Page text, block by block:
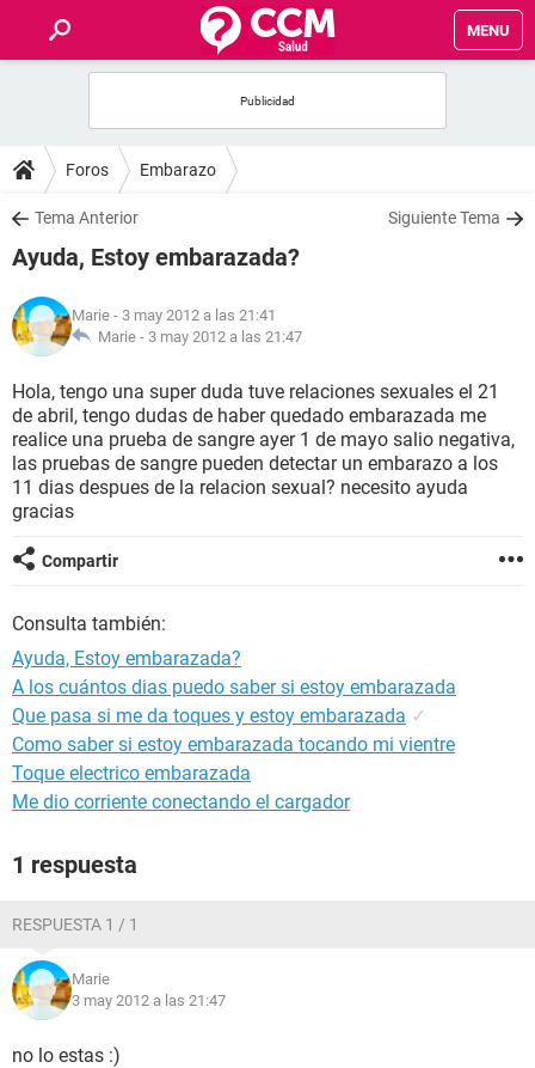
MENU
FOROS
SALUD
FAMILIA
NUTRICIÓN
BIENESTAR
SEXUALIDAD
GLOSARIO
Foros Embarazo
Tema Anterior Siguiente Tema
Ayuda, Estoy embarazada?
Marie - 3 may 2012 a las 21:41
Marie - 3 may 2012 a las 21:47
Hola, tengo una super duda tuve relaciones sexuales el 21
de abril, tengo dudas de haber quedado embarazada me
realice una prueba de sangre ayer 1 de mayo salio negativa,
las pruebas de sangre pueden detectar un embarazo a los
11 dias despues de la relacion sexual? necesito ayuda
gracias
Compartir
Consulta también:
Ayuda, Estoy embarazada?
A los cuántos dias puedo saber si estoy embarazada
Que pasa si me da toques y estoy embarazada ✓
Como saber si estoy embarazada tocando mi vientre
Toque electrico embarazada
Me dio corriente conectando el cargador
1 respuesta
RESPUESTA 1 / 1
Marie
3 may 2012 a las 21:47
no lo estas :)